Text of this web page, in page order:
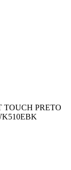
TOUCH PRETO